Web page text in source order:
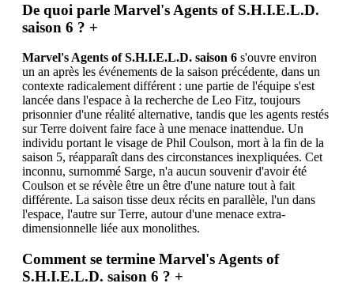
De quoi parle Marvel's Agents of S.H.I.E.L.D.
saison 6 ? +
Marvel's Agents of S.H.I.E.L.D. saison 6 s'ouvre environ
un an après les événements de la saison précédente, dans un
contexte radicalement différent : une partie de l'équipe s'est
lancée dans l'espace à la recherche de Leo Fitz, toujours
prisonnier d'une réalité alternative, tandis que les agents restés
sur Terre doivent faire face à une menace inattendue. Un
individu portant le visage de Phil Coulson, mort à la fin de la
saison 5, réapparaît dans des circonstances inexpliquées. Cet
inconnu, surnommé Sarge, n'a aucun souvenir d'avoir été
Coulson et se révèle être un être d'une nature tout à fait
différente. La saison tisse deux récits en parallèle, l'un dans
l'espace, l'autre sur Terre, autour d'une menace extra-
dimensionnelle liée aux monolithes.
Comment se termine Marvel's Agents of
S.H.I.E.L.D. saison 6 ? +